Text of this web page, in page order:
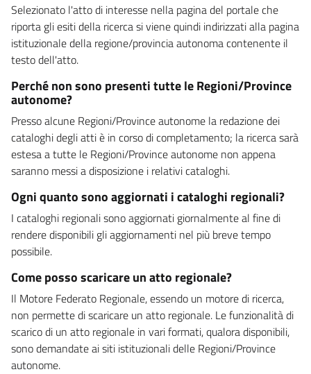
Selezionato l'atto di interesse nella pagina del portale che
riporta gli esiti della ricerca si viene quindi indirizzati alla pagina
istituzionale della regione/provincia autonoma contenente il
testo dell'atto.
Perché non sono presenti tutte le Regioni/Province
autonome?
Presso alcune Regioni/Province autonome la redazione dei
cataloghi degli atti è in corso di completamento; la ricerca sarà
estesa a tutte le Regioni/Province autonome non appena
saranno messi a disposizione i relativi cataloghi.
Ogni quanto sono aggiornati i cataloghi regionali?
I cataloghi regionali sono aggiornati giornalmente al fine di
rendere disponibili gli aggiornamenti nel più breve tempo
possibile.
Come posso scaricare un atto regionale?
Il Motore Federato Regionale, essendo un motore di ricerca,
non permette di scaricare un atto regionale. Le funzionalità di
scarico di un atto regionale in vari formati, qualora disponibili,
sono demandate ai siti istituzionali delle Regioni/Province
autonome.